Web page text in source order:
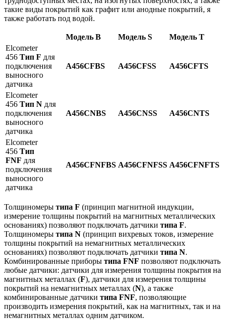
такие виды покрытий как графит или анодные покрытий, я
также работать под водой.
Модель B Модель S
Модель T
Elcometer
456 Тип F для
подключения
выносного
датчика
A456CFBS A456CFSS A456CFTS
Elcometer
456 Тип N для
подключения
выносного
датчика
A456CNBS A456CNSS A456CNTS
Elcometer
456 Тип
FNF для
подключения
выносного
датчика
A456CFNFBS A456CFNFSS A456CFNFTS
Толщиномеры типа F (принцип магнитной индукции,
измерение толщины покрытий на магнитных металлических
основаниях) позволяют подключать датчики типа F.
Толщиномеры типа N (принцип вихревых токов, измерение
толщины покрытий на немагнитных металлических
основаниях) позволяют подключать датчики типа N.
Комбинированные приборы типа FNF позволяют подключать
любые датчики: датчики для измерения толщины покрытия на
магнитных металлах (F), датчики для измерения толщины
покрытий на немагнитных металлах (N), а также
комбинированные датчики типа FNF, позволяющие
производить измерения покрытий, как на магнитных, так и на
немагнитных металлах одним датчиком.